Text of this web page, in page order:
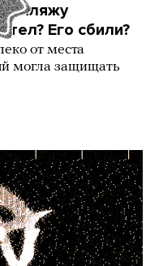
пляжу
Его сбили?
от места
могла защищать